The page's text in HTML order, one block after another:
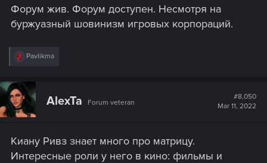
:
Форум жив. Форум доступен. Несмотря на
буржуазный шовинизм игровых корпораций.
R
c
t
o
:
Pavlikma
AlexTa Forum veteran
#8,050
Mar 11, 2022
Киану Ривз знает много про матрицу.
Интересные роли у него в кино: фильмы и